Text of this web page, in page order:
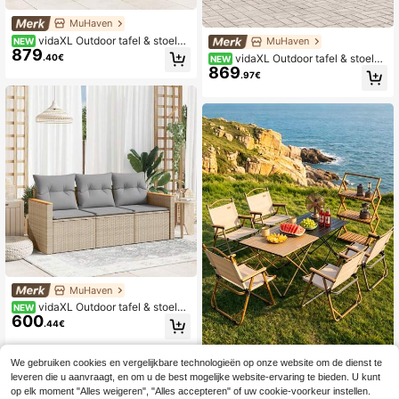
MuHaven
NEW vidaXL Outdoor tafel & stoelse
ts
879.40€
MuHaven
NEW vidaXL Outdoor tafel & stoelse
ts
600.44€
MuHaven
NEW vidaXL Outdoor tafel & stoelse
ts
869.97€
NEW
4 opvouwbare stoelen, lichtge
wicht en gemakkelijk op te bergen,
versterkt voor stabiele ondersteuni
16.81€
We gebruiken cookies en vergelijkbare technologieën op onze website om de dienst te
leveren die u aanvraagt, en om u de best mogelijke website-ervaring te bieden. U kunt
op elk moment "Alles weigeren", "Alles accepteren" of uw cookie-voorkeur instellen.